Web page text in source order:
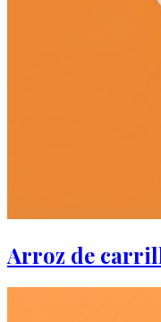
Arroz de